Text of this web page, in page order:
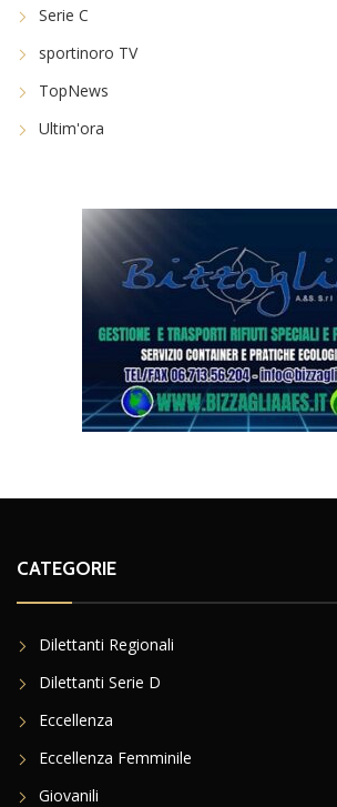
Serie C
sportinoro TV
TopNews
Ultim'ora
CATEGORIE
Dilettanti Regionali
Dilettanti Serie D
Eccellenza
Eccellenza Femminile
Giovanili